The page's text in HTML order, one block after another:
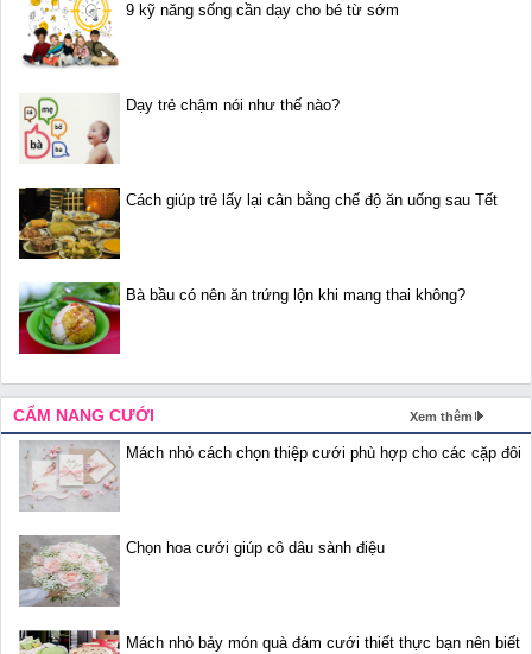
9 kỹ năng sống cần dạy cho bé từ sớm
Dạy trẻ chậm nói như thế nào?
Cách giúp trẻ lấy lại cân bằng chế độ ăn uống sau Tết
Bà bầu có nên ăn trứng lộn khi mang thai không?
CẨM NANG CƯỚI Xem thêm
Mách nhỏ cách chọn thiệp cưới phù hợp cho các cặp đôi
Chọn hoa cưới giúp cô dâu sành điệu
Mách nhỏ bảy món quà đám cưới thiết thực bạn nên biết